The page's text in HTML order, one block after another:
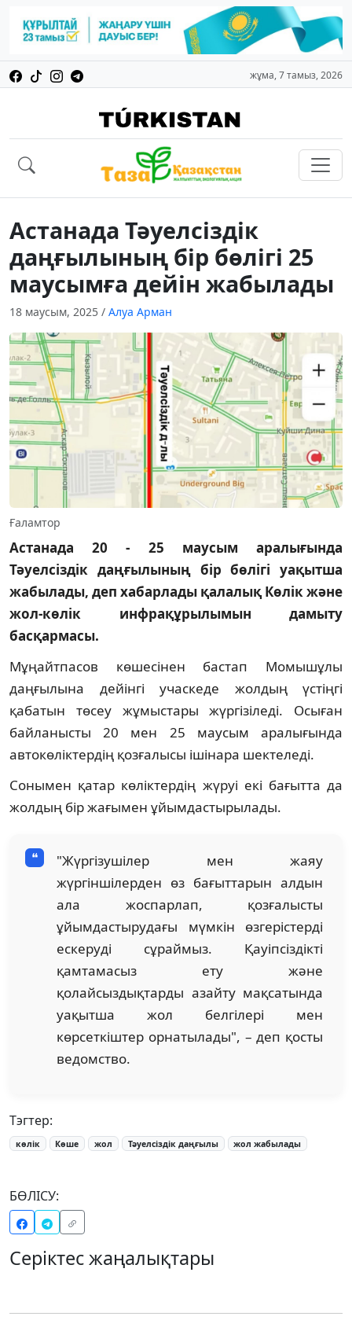
жұма, 7 тамыз, 2026
Астанада Тәуелсіздік
даңғылының бір бөлігі 25
маусымға дейін жабылады
18 маусым, 2025 / Алуа Арман
Ғаламтор
Астанада 20 - 25 маусым аралығында
Тәуелсіздік даңғылының бір бөлігі уақытша
жабылады, деп хабарлады қалалық Көлік және
жол-көлік инфрақұрылымын дамыту
басқармасы.
Мұңайтпасов көшесінен бастап Момышұлы
даңғылына дейінгі учаскеде жолдың үстіңгі
қабатын төсеу жұмыстары жүргізіледі. Осыған
байланысты 20 мен 25 маусым аралығында
автокөліктердің қозғалысы ішінара шектеледі.
Сонымен қатар көліктердің жүруі екі бағытта да
жолдың бір жағымен ұйымдастырылады.
"Жүргізушілер мен жаяу
жүргіншілерден өз бағыттарын алдын
ала жоспарлап, қозғалысты
ұйымдастырудағы мүмкін өзгерістерді
ескеруді сұраймыз. Қауіпсіздікті
қамтамасыз ету және
қолайсыздықтарды азайту мақсатында
уақытша жол белгілері мен
көрсеткіштер орнатылады", – деп қосты
ведомство.
Тэгтер:
көлік Көше жол Тәуелсіздік даңғылы жол жабылады
БӨЛІСУ:
Серіктес жаңалықтары